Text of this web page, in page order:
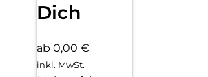
Dich
ab 0,00 €
inkl. MwSt.